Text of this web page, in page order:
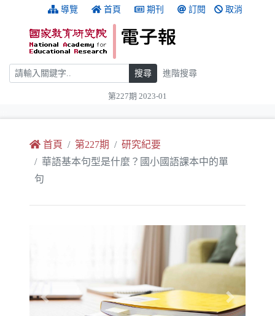
跳到主要內容 導覽 首頁 期刊 訂閱 取消
搜尋 搜尋 進階搜尋
第227期 2023-01
首頁 第227期
研究紀要
華語基本句型是什麼？國小國語課本中的單
句
Previous Next